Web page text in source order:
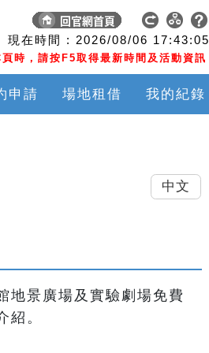
現在時間 : 2026/08/06 17:43:05
時，請按F5取得最新時間及活動資訊
申請 場地租借 我的紀錄
地景廣場及實驗劇場免費
紹。